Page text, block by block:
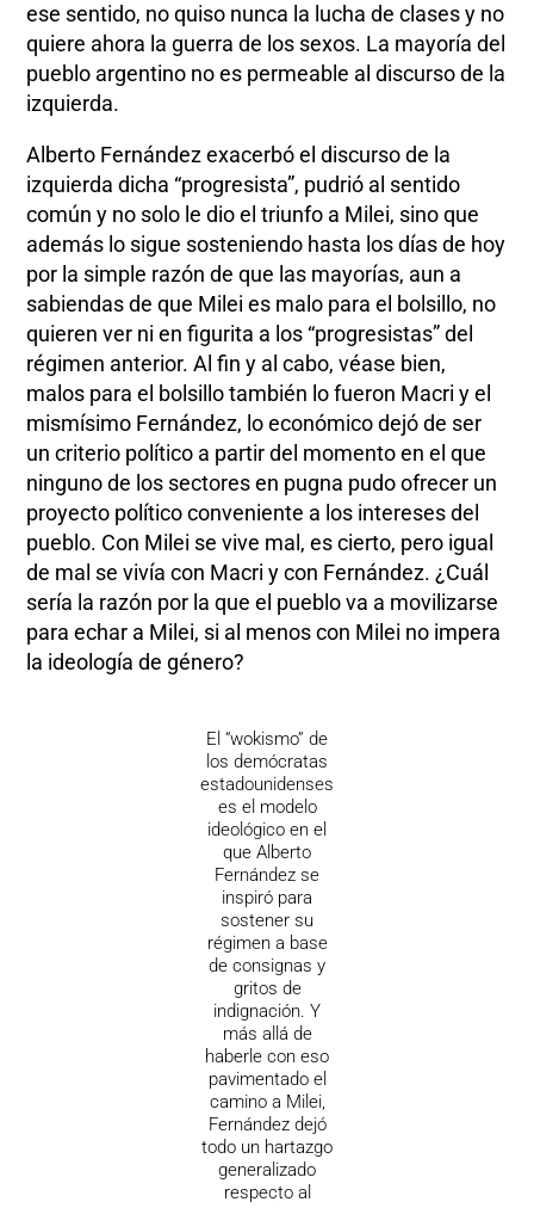
ese sentido, no quiso nunca la lucha de clases y no
quiere ahora la guerra de los sexos. La mayoría del
pueblo argentino no es permeable al discurso de la
izquierda.
Alberto Fernández exacerbó el discurso de la
izquierda dicha “progresista”, pudrió al sentido
común y no solo le dio el triunfo a Milei, sino que
además lo sigue sosteniendo hasta los días de hoy
por la simple razón de que las mayorías, aun a
sabiendas de que Milei es malo para el bolsillo, no
quieren ver ni en figurita a los “progresistas” del
régimen anterior. Al fin y al cabo, véase bien,
malos para el bolsillo también lo fueron Macri y el
mismísimo Fernández, lo económico dejó de ser
un criterio político a partir del momento en el que
ninguno de los sectores en pugna pudo ofrecer un
proyecto político conveniente a los intereses del
pueblo. Con Milei se vive mal, es cierto, pero igual
de mal se vivía con Macri y con Fernández. ¿Cuál
sería la razón por la que el pueblo va a movilizarse
para echar a Milei, si al menos con Milei no impera
la ideología de género?
El “wokismo” de
los demócratas
estadounidenses
es el modelo
ideológico en el
que Alberto
Fernández se
inspiró para
sostener su
régimen a base
de consignas y
gritos de
indignación. Y
más allá de
haberle con eso
pavimentado el
camino a Milei,
Fernández dejó
todo un hartazgo
generalizado
respecto al